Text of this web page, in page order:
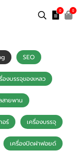
0 0
SEO
องบรรจุของเหลว
สายพาน
อร์ เครื่องบรรจุ
เครื่องปิดฝาฟอยด์